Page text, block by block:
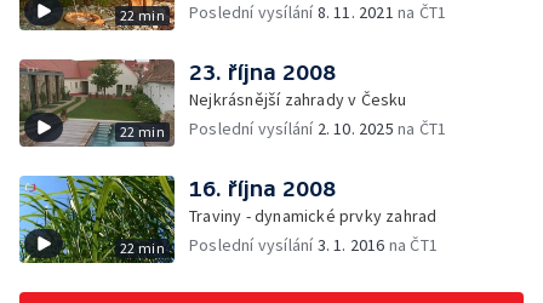
22 min
Poslední vysílání8. 11. 2021 na ČT1
22 min
23. října 2008
Nejkrásnější zahrady v Česku
Poslední vysílání 2. 10. 2025 na ČT1
22 min
16. října 2008
Traviny - dynamické prvky zahrad
Poslední vysílání3. 1. 2016 na ČT1